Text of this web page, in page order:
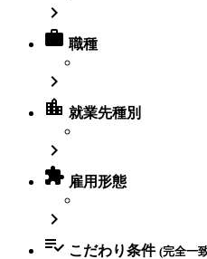

 職種

location_city 就業先種別

 雇用形態

 こだわり条件 (完全一